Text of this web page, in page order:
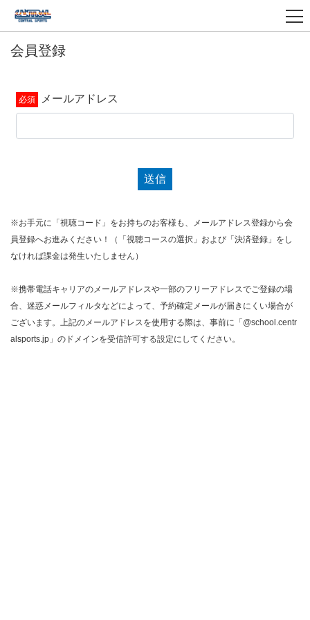
会員登録
メールアドレス
送信
※お手元に「視聴コード」をお持ちのお客様も、メールアドレス登録から会
員登録へお進みください！（「視聴コースの選択」および「決済登録」をし
なければ課金は発生いたしません）
※携帯電話キャリアのメールアドレスや一部のフリーアドレスでご登録の場
合、迷惑メールフィルタなどによって、予約確定メールが届きにくい場合が
ございます。上記のメールアドレスを使用する際は、事前に「@school.centr
alsports.jp」のドメインを受信許可する設定にしてください。